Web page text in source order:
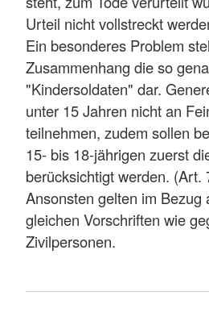
Urteil nicht vollstreckt
Ein besonderes Problem
Zusammenhang die so
"Kindersoldaten" dar.
unter 15 Jahren nicht an
teilnehmen, zudem sollen
15- bis 18-jährigen zuerst
berücksichtigt werden. (Art.
Ansonsten gelten im Bezug
gleichen Vorschriften wie
Zivilpersonen.